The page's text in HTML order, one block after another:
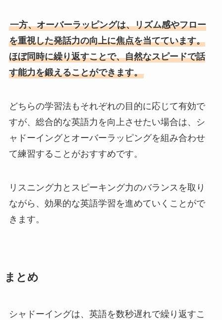
一方、オーバーラッピングは、リズム感やフロー
を重視した発話力の向上に焦点を当てています。
ほぼ同時に繰り返すことで、自然なスピードで話
す能力を鍛えることができます。
どちらの学習法もそれぞれの目的に応じて有効で
すが、総合的な英語力を向上させたい場合は、シ
ャドーイングとオーバーラッピングを組み合わせ
て練習することがおすすめです。
リスニング力とスピーキング力のバランスを取り
ながら、効果的な英語学習を進めていくことがで
きます。
まとめ
シャドーイングは、英語を数秒遅れで繰り返すこ